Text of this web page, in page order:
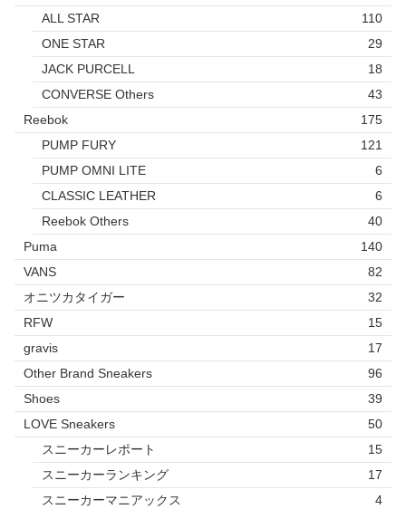
ALL STAR
110
ONE STAR
29
JACK PURCELL
18
CONVERSE Others
43
Reebok
175
PUMP FURY
121
PUMP OMNI LITE
6
CLASSIC LEATHER
6
Reebok Others
40
Puma
140
VANS
82
オニツカタイガー
32
RFW
15
gravis
17
Other Brand Sneakers
96
Shoes
39
LOVE Sneakers
50
スニーカーレポート
15
スニーカーランキング
17
スニーカーマニアックス
4